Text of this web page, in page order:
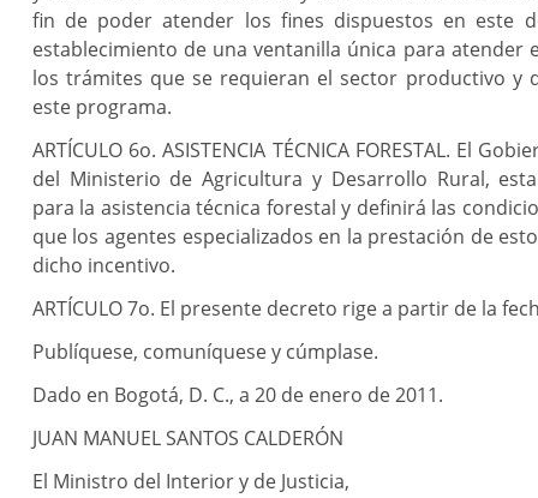
fin de poder atender los fines dispuestos en este
establecimiento de una ventanilla única para atender
los trámites que se requieran el sector productivo y
este programa.
ARTÍCULO 6o. ASISTENCIA TÉCNICA FORESTAL. El
del Ministerio de Agricultura y Desarrollo Rural,
para la asistencia técnica forestal y definirá las
que los agentes especializados en la prestación de
dicho incentivo.
ARTÍCULO 7o. El presente decreto rige a partir de la
Publíquese, comuníquese y cúmplase.
Dado en Bogotá, D. C., a 20 de enero de 2011.
JUAN MANUEL SANTOS CALDERÓN
El Ministro del Interior y de Justicia,